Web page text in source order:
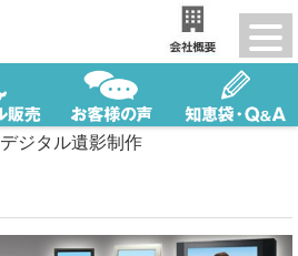
デジタル遺影制作